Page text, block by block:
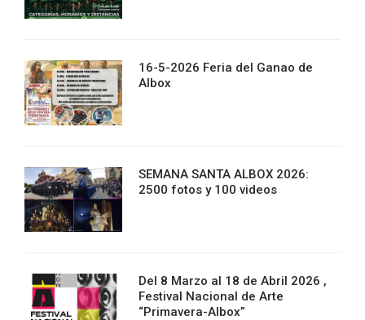
16-5-2026 Feria del Ganao de
Albox
SEMANA SANTA ALBOX 2026:
2500 fotos y 100 videos
Del 8 Marzo al 18 de Abril 2026 ,
Festival Nacional de Arte
“Primavera-Albox”